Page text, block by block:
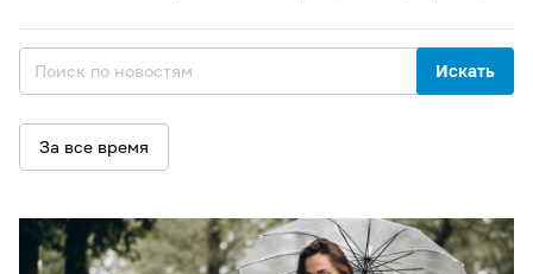
Искать
За все время